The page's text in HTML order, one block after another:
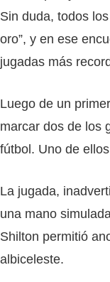
Sin duda, todos
oro”, y en ese
jugadas más
Luego de un
marcar dos de los
fútbol. Uno de
La jugada,
una mano
Shilton permitió
albiceleste.